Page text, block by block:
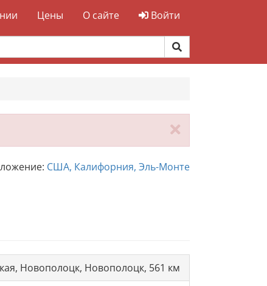
Цены О сайте Войти
США, Калифорния, Эль-Монте
Новополоцк, Новополоцк, 561 км